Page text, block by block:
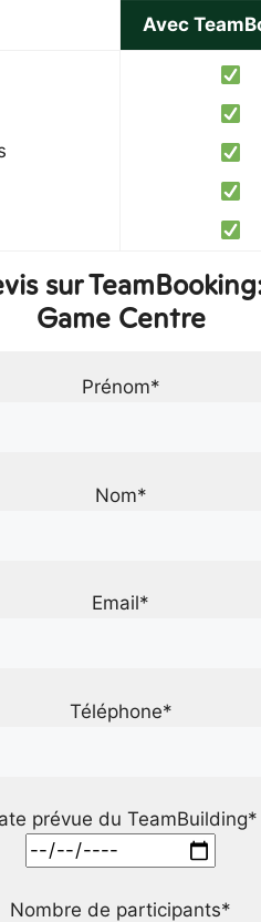
Avec
sur
Game Centre
Prénom*
Nom*
Email*
Téléphone*
prévue du TeamBuilding*
Nombre de participants*